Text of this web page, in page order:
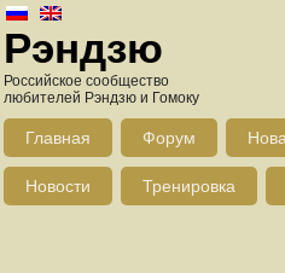
Рэндзю
Российское сообщество
любителей Рэндзю и Гомоку
Главная Форум
Новости Тренировка